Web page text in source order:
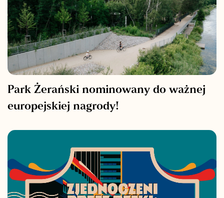
Park Żerański nominowany do ważnej
europejskiej nagrody!